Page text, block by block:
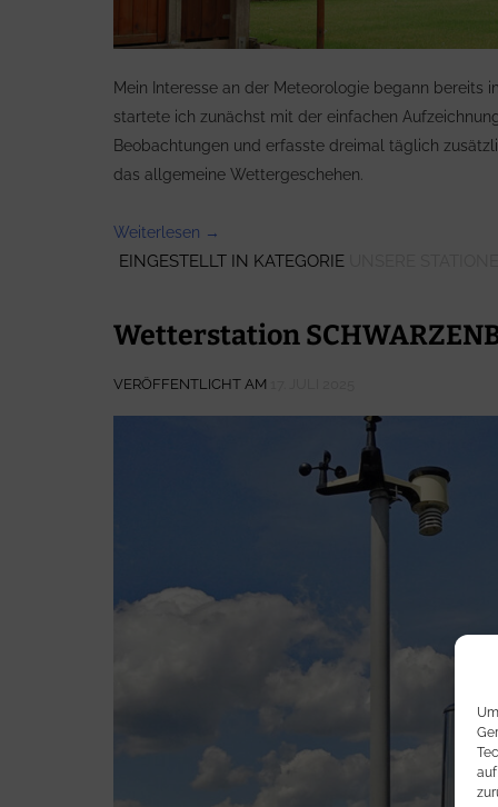
Mein Interesse an der Meteorologie begann bereits
startete ich zunächst mit der einfachen
Beobachtungen und erfasste dreimal täglich
das allgemeine Wettergeschehen.
Weiterlesen „Wetterstationen
SIEMENS
→
EINGESTELLT IN KATEGORIE
Wetterstation
VERÖFFENTLICHT AM